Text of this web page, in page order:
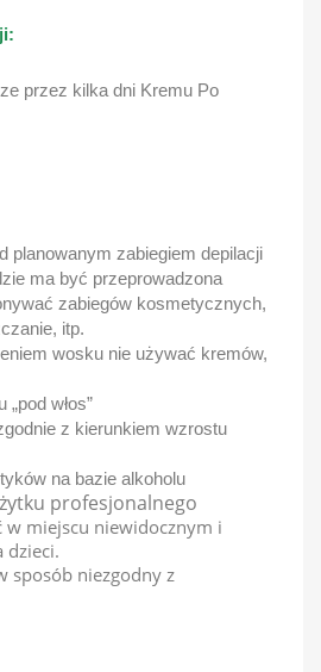
przez kilka dni Kremu Po
planowanym zabiegiem depilacji
ma być przeprowadzona
zabiegów kosmetycznych,
itp.
wosku nie używać kremów,
„pod włos”
z kierunkiem wzrostu
na bazie alkoholu
profesjonalnego
w miejscu niewidocznym i
dzieci.
sposób niezgodny z